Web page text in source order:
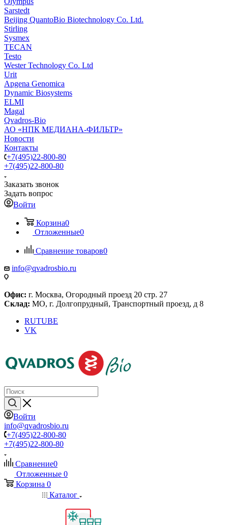
Sarstedt
Beijing QuantoBio Biotechnology Co. Ltd.
Stirling
Sysmex
TECAN
Testo
Wester Technology Co. Ltd
Urit
Apgena Genomica
Dynamic Biosystems
ELMI
Magal
Qvadros-Bio
АО «НПК МЕДИАНА-ФИЛЬТР»
Новости
Контакты
+7(495)22-800-80
+7(495)22-800-80
Заказать звонок
Задать вопрос
Войти
Корзина0
Отложенные0
Сравнение товаров0
info@qvadrosbio.ru
Офис: г. Москва, Огородный проезд 20 стр. 27
Склад: МО, г. Долгопрудный, Транспортный проезд, д 8
RUTUBE
VK
Войти
info@qvadrosbio.ru
+7(495)22-800-80
+7(495)22-800-80
Сравнение0
Отложенные 0
Корзина 0
Каталог